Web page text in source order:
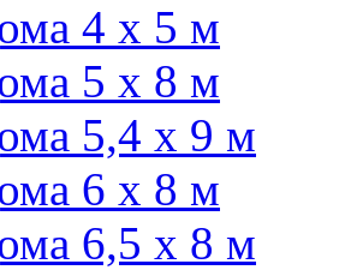
4 х 5 м
5 х 8 м
5,4 х 9 м
6 х 8 м
6,5 х 8 м